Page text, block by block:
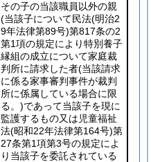
その子の当該職員以外の親
(当該子について民法(明治2
9年法律第89号)第817条の2
第1項の規定により特別養子
縁組の成立について家庭裁
判所に請求した者(当該請求
に係る家事審判事件が裁判
所に係属している場合に限
る。)であって当該子を現に
監護するもの又は児童福祉
法(昭和22年法律第164号)第
27条第1項第3号の規定によ
り当該子を委託されている